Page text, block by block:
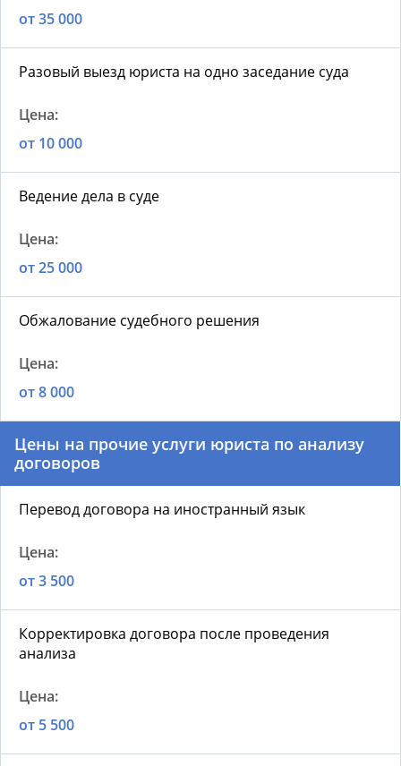
от 35 000
Разовый выезд юриста на одно заседание суда
от 10 000
Ведение дела в суде
от 25 000
Обжалование судебного решения
от 8 000
Цены на прочие услуги юриста по анализу
договоров
Перевод договора на иностранный язык
от 3 500
Корректировка договора после проведения
анализа
от 5 500